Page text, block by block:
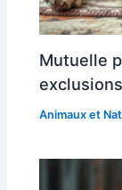
Mutuelle
Animaux et